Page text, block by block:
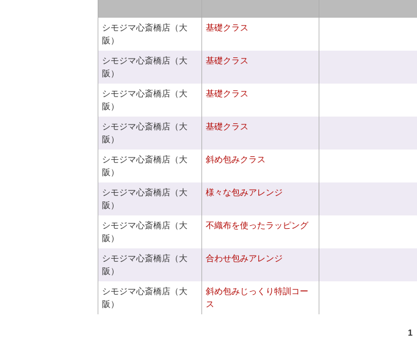
シモジマ心斎橋店（大
阪）
基礎クラス
シモジマ心斎橋店（大
阪）
基礎クラス
シモジマ心斎橋店（大
阪）
基礎クラス
シモジマ心斎橋店（大
阪）
基礎クラス
シモジマ心斎橋店（大
阪）
斜め包みクラス
シモジマ心斎橋店（大
阪）
様々な包みアレンジ
シモジマ心斎橋店（大
阪）
不織布を使ったラッピング
シモジマ心斎橋店（大
阪）
合わせ包みアレンジ
シモジマ心斎橋店（大
阪）
斜め包みじっくり特訓コー
ス
1